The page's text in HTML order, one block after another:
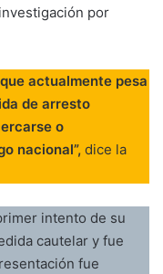
por
actualmente pesa
de arresto
o
nacional”, dice la
intento de su
cautelar y fue
fue